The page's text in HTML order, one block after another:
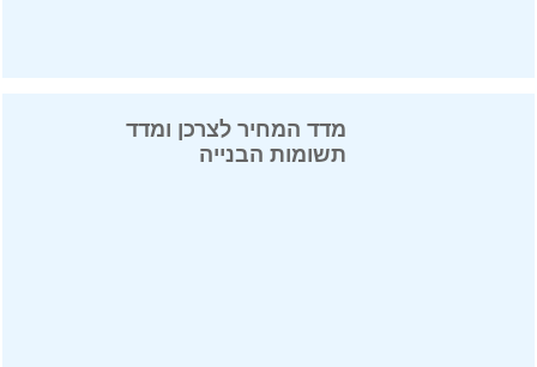
מדד המחיר לצרכן ומדד
תשומות הבנייה